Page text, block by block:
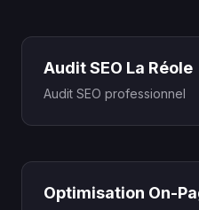
Audit SEO La Réole
Audit SEO professionnel
Optimisation On-